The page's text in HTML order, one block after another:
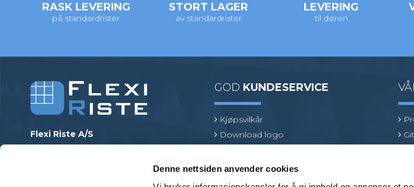
Denne nettsiden anvender cookies
RASK LEVERING
på standardrister
STORT LAGER
av standardrister
LEVERING
til døren
Flexi Riste A/S
GOD KUNDESERVICE
Kjøpsvilkår
Download logo
Find en produktspesialist